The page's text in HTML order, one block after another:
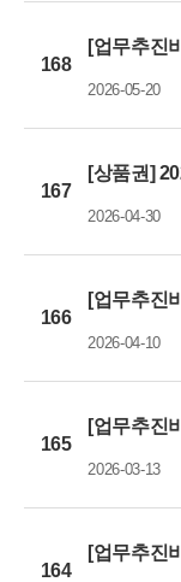
168
[업무추진
2026-05-20
167
[상품권]
2026-04-30
166
[업무추진
2026-04-10
165
[업무추진
2026-03-13
164
[업무추진